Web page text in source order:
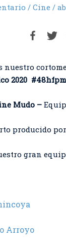
/Cine /
nuestro
2020
Mudo –
producido por
gran
Arroyo